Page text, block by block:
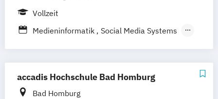
Management und Marketing in Mode
Marken und Medien
Vollzeit
Medieninformatik
Social Media Systems
accadis Hochschule Bad Homburg
Bad Homburg